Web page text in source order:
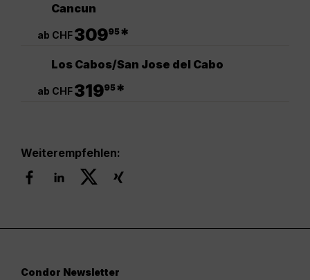
Cancun
ab CHF30995*
Los Cabos/San Jose del Cabo
ab CHF31995*
Weiterempfehlen:
Condor Newsletter